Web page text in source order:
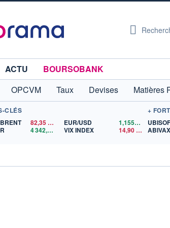
ACTU
BOURSOBANK
OPCVM Taux Devises Matières
CLÉS
82,35$US
4 342,26 $US
EUR/USD 1,1559$US
VIX INDEX
14,90
+
ABIVAX